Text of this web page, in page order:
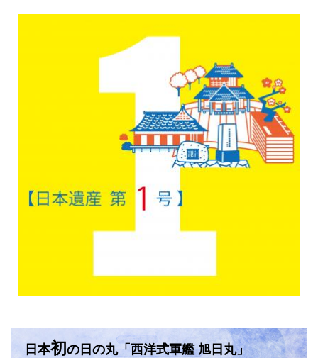
日本初の日の丸「西洋式軍艦 旭日丸」